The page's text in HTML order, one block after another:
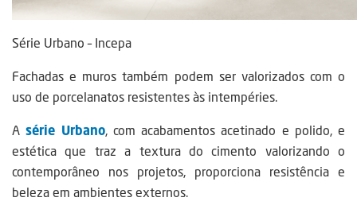
Série Urbano – Incepa
Fachadas e muros também podem ser valorizados com o
uso de porcelanatos resistentes às intempéries.
Asérie Urbano, com acabamentos acetinado e polido, e
estética que traz a textura do cimento valorizando o
contemporâneo nos projetos, proporciona resistência e
beleza em ambientes externos.